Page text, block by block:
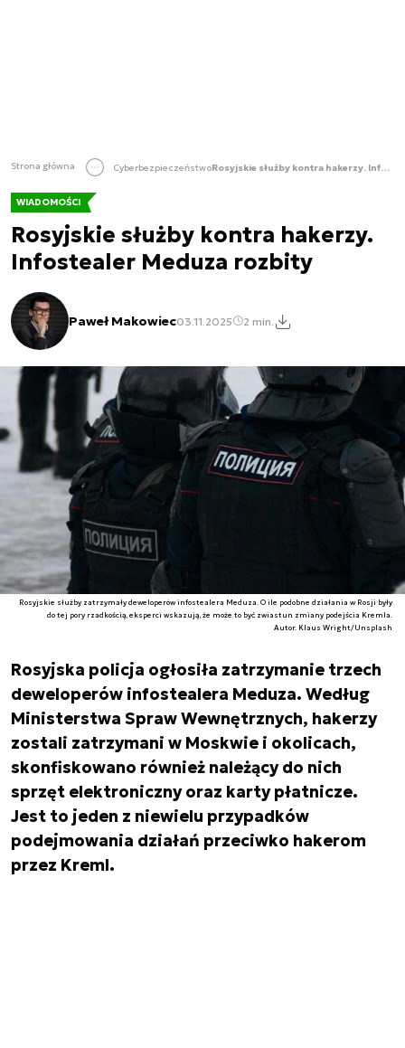
Strona główna Cyberbezpieczeństwo Rosyjskie służby kontra hakerzy. Infostealer Meduza rozbity
WIADOMOŚCI
Rosyjskie służby kontra hakerzy.
Infostealer Meduza rozbity
Paweł Makowiec03.11.2025 2 min.
Rosyjskie służby zatrzymały deweloperów infostealera Meduza. O ile podobne działania w Rosji były
do tej pory rzadkością, eksperci wskazują, że może to być zwiastun zmiany podejścia Kremla.
Autor. Klaus Wright/Unsplash
Rosyjska policja ogłosiła zatrzymanie trzech
deweloperów infostealera Meduza. Według
Ministerstwa Spraw Wewnętrznych, hakerzy
zostali zatrzymani w Moskwie i okolicach,
skonfiskowano również należący do nich
sprzęt elektroniczny oraz karty płatnicze.
Jest to jeden z niewielu przypadków
podejmowania działań przeciwko hakerom
przez Kreml.